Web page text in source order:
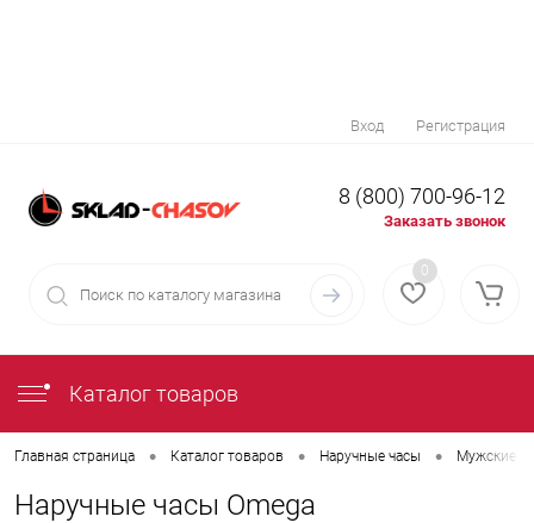
Вход Регистрация
8 (800) 700-96-12
Заказать звонок
0
Каталог товаров
Главная страница • Каталог товаров • Наручные часы • Мужские
Наручные часы Omega